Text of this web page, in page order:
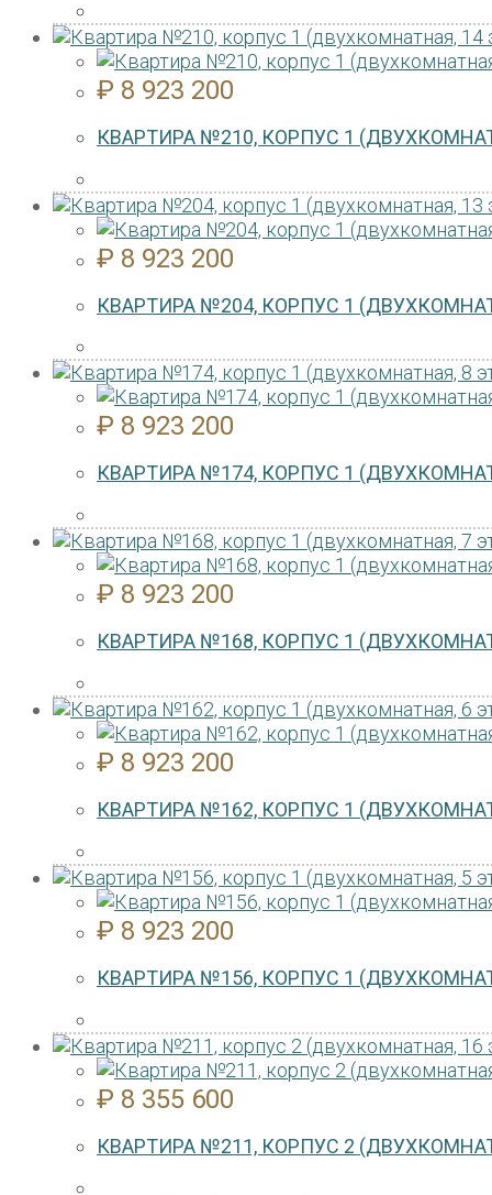
₽ 8 923 200
КВАРТИРА №210, КОРПУС 1
₽ 8 923 200
КВАРТИРА №204, КОРПУС 1
₽ 8 923 200
КВАРТИРА №174, КОРПУС 1
₽ 8 923 200
КВАРТИРА №168, КОРПУС 1
₽ 8 923 200
КВАРТИРА №162, КОРПУС 1
₽ 8 923 200
КВАРТИРА №156, КОРПУС 1
₽ 8 355 600
КВАРТИРА №211, КОРПУС 2